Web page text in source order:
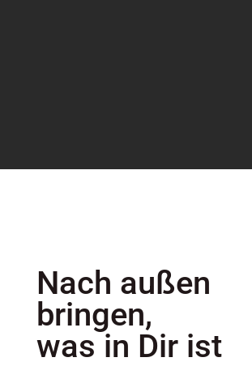
Nach außen
bringen,
was in Dir ist